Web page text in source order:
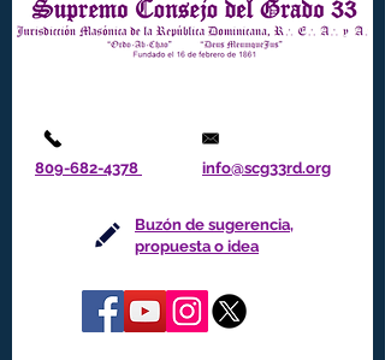
809-682-4378 info@scg33rd.org
Buzón de sugerencia,
propuesta o idea